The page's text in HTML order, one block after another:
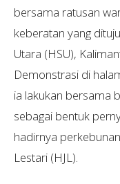
bersama ratusan
keberatan yang
Utara (HSU),
Demonstrasi di
ia lakukan bersama
sebagai bentuk
hadirnya
Lestari (HJL).